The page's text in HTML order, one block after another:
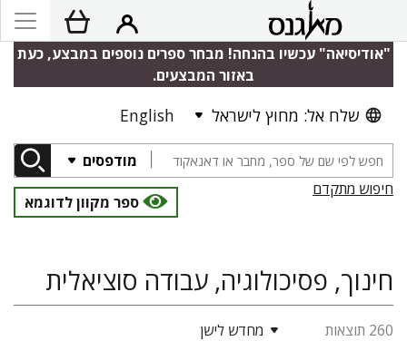
"אודיסיאה" עכשיו בהנחה! מבחר ספרים נוספים במבצע, כעת
באזור המבצעים.
שלח אל: מחוץ לישראל English
מודפסים
חיפוש מתקדם
ספר מקוון לדוגמא
חינוך, פסיכולוגיה, עבודה סוציאלית
260 תוצאות מחדש לישן